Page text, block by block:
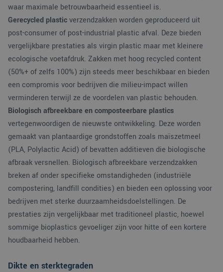
waar maximale betrouwbaarheid essentieel is.
Gerecycled plasticverzendzakken worden geproduceerd uit
post-consumer of post-industrial plastic afval. Deze bieden
vergelijkbare prestaties als virgin plastic maar met kleinere
ecologische voetafdruk. Zakken met hoog recycled content
(50%+ of zelfs 100%) zijn steeds meer beschikbaar en bieden
een compromis voor bedrijven die milieu-impact willen
verminderen terwijl ze de voordelen van plastic behouden.
Biologisch afbreekbare en composteerbare plastics
vertegenwoordigen de nieuwste ontwikkeling. Deze worden
gemaakt van plantaardige grondstoffen zoals maïszetmeel
(PLA, Polylactic Acid) of bevatten additieven die biologische
afbraak versnellen. Biologisch afbreekbare verzendzakken
breken af onder specifieke omstandigheden (industriële
compostering, landfill condities) en bieden een oplossing voor
bedrijven met sterke duurzaamheidsdoelstellingen. De
prestaties zijn vergelijkbaar met traditioneel plastic, hoewel
sommige bioplastics gevoeliger zijn voor hitte of een kortere
houdbaarheid hebben.
Dikte en sterktegraden